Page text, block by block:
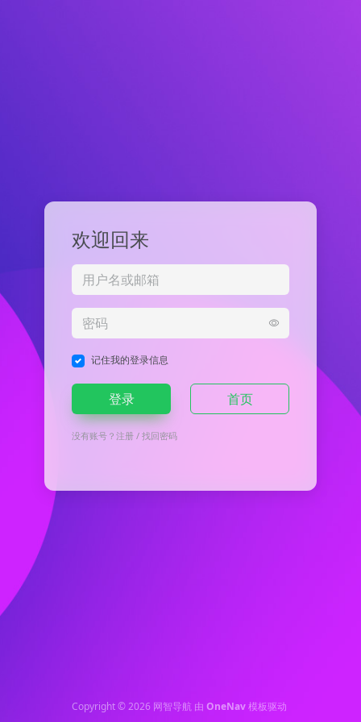
欢迎回来
记住我的登录信息
登录 首页
没有账号？注册/找回密码
Copyright © 2026 网智导航 由 OneNav模板驱动